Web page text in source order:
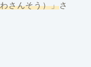
さんそう）」さ